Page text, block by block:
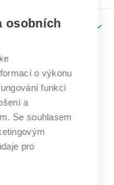
učení
technické
osobních
o výkonu
funkcí
a
Se souhlasem
pro